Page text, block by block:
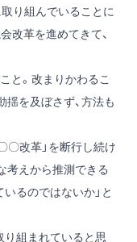
り組んでいることに
改革を進めてきて、
と。改まりかわるこ
揺を及ぼさず、方法も
〇改革」を断行し続け
考えから推測できる
るのではないか」と
り組まれていると思